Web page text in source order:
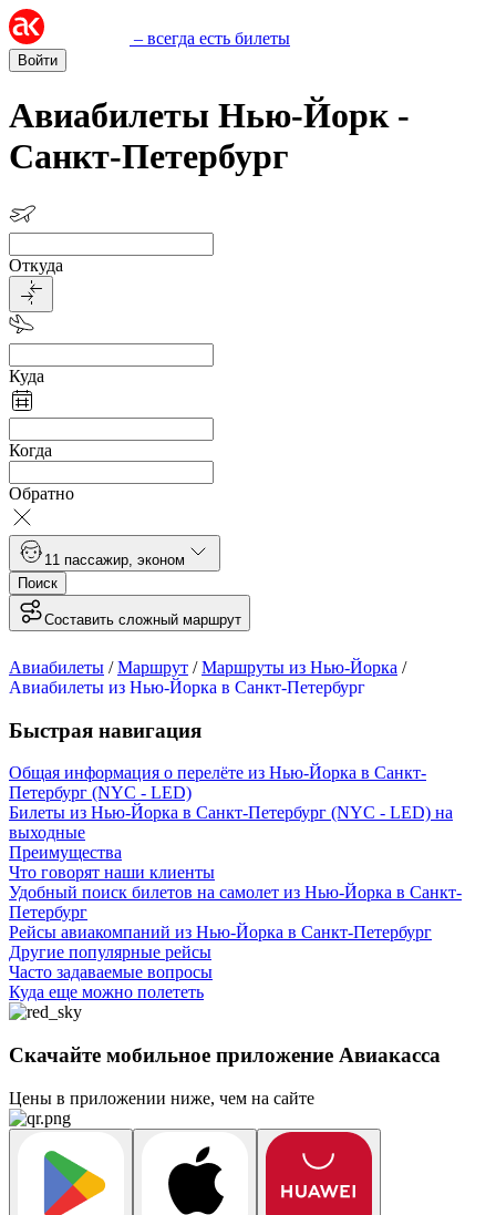
– всегда есть билеты
Войти
Авиабилеты Нью-Йорк -
Санкт-Петербург
Откуда
Куда
Когда
Обратно
1 1 пассажир эконом
Поиск
Составить сложный маршрут
Авиабилеты /Маршрут /Маршруты из Нью-Йорка /
Авиабилеты из Нью-Йорка в Санкт-Петербург
Быстрая навигация
Общая информация о перелёте из Нью-Йорка в Санкт-
Петербург (NYC - LED)
Билеты из Нью-Йорка в Санкт-Петербург (NYC - LED) на
выходные
Преимущества
Что говорят наши клиенты
Удобный поиск билетов на самолет из Нью-Йорка в Санкт-
Петербург
Рейсы авиакомпаний из Нью-Йорка в Санкт-Петербург
Другие популярные рейсы
Часто задаваемые вопросы
Куда еще можно полететь
Скачайте мобильное приложение Авиакасса
Цены в приложении ниже, чем на сайте